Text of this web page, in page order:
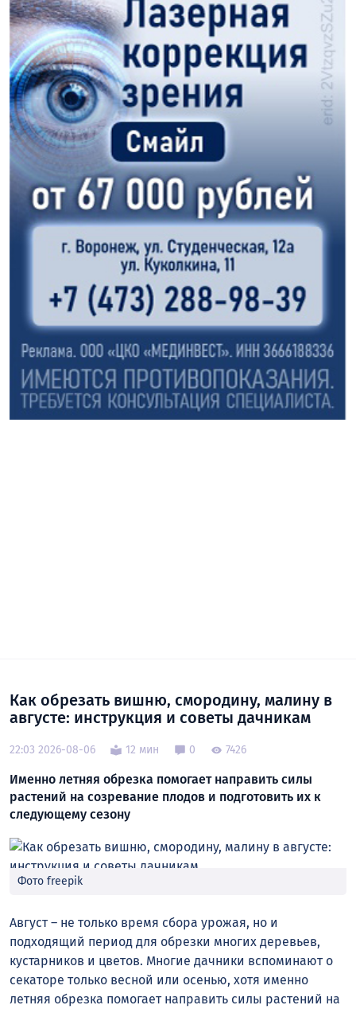
Как обрезать вишню, смородину, малину в
августе: инструкция и советы дачникам
22:03 2026-08-06 12 мин 0 7426
Именно летняя обрезка помогает направить силы
растений на созревание плодов и подготовить их к
следующему сезону
Фото freepik
Август – не только время сбора урожая, но и
подходящий период для обрезки многих деревьев,
кустарников и цветов. Многие дачники вспоминают о
секаторе только весной или осенью, хотя именно
летняя обрезка помогает направить силы растений на